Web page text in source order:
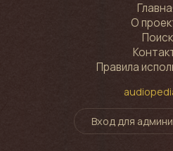
О
Поиск
Правила
Вход для